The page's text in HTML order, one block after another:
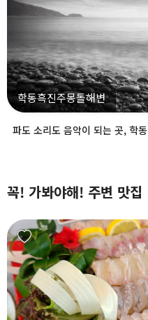
학동흑진주몽돌해변
파도 소리도 음악이 되는 곳, 학동
꼭! 가봐야해! 주변 맛집